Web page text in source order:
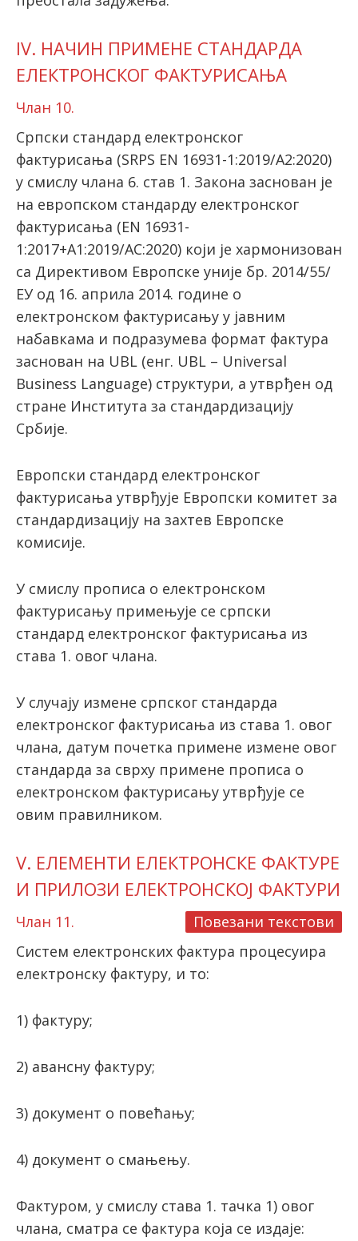
IV. НАЧИН ПРИМЕНЕ СТАНДАРДА
ЕЛЕКТРОНСКОГ ФАКТУРИСАЊА
Члан 10.
Српски стандард електронског
фактурисања (SRPS EN 16931-1:2019/A2:2020)
у смислу члана 6. став 1. Закона заснован је
на европском стандарду електронског
фактурисања (EN 16931-
1:2017+A1:2019/AC:2020) који је хармонизован
са Директивом Европске уније бр. 2014/55/
ЕУ од 16. априла 2014. године о
електронском фактурисању у јавним
набавкама и подразумевa формат фактура
заснован на UBL (енг. UBL – Universal
Business Language) структури, а утврђен од
стране Института за стандардизацију
Србије.
Европски стандард електронског
фактурисања утврђује Европски комитет за
стандардизацију на захтев Европске
комисије.
У смислу прописа о електронском
фактурисању примењује се српски
стандард електронског фактурисања из
става 1. овог члана.
У случају измене српског стандарда
електронског фактурисања из става 1. овог
члана, датум почетка примене измене овог
стандарда за сврху примене прописа о
електронском фактурисању утврђује се
овим правилником.
V. ЕЛЕМЕНТИ ЕЛЕКТРОНСКЕ ФАКТУРЕ
И ПРИЛОЗИ ЕЛЕКТРОНСКОЈ ФАКТУРИ
Повезани текстови
Члан 11.
Систем електронских фактура процесуира
електронску фактуру, и то:
1) фактуру;
2) авансну фактуру;
3) документ о повећању;
4) документ о смањењу.
Фактуром, у смислу става 1. тачка 1) овог
члана, сматра се фактура која се издаје: